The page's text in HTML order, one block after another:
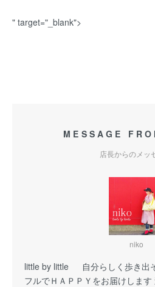
" target="_blank">
MESSAGE
店長からのメッ
niko
little by little 自分らしく歩き出
フルでＨＡＰＰＹをお届けしま